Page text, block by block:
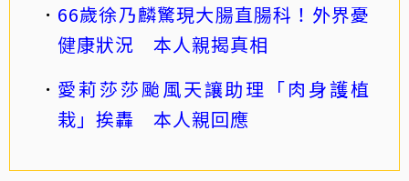
66歲徐乃麟驚現大腸直腸科！外界憂
健康狀況 本人親揭真相
愛莉莎莎颱風天讓助理「肉身護植
栽」挨轟 本人親回應